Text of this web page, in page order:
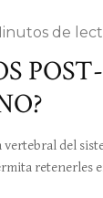
de
del
retenerles